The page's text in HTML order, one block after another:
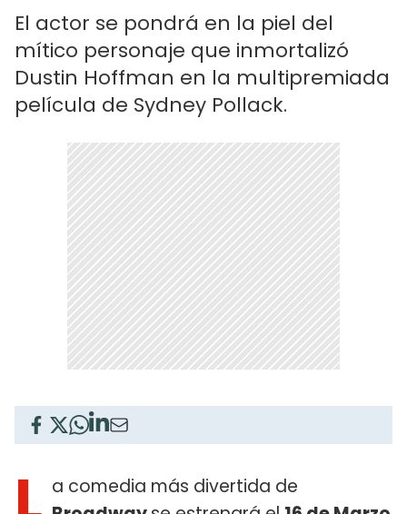
El actor se pondrá en la piel del
mítico personaje que inmortalizó
Dustin Hoffman en la multipremiada
película de Sydney Pollack.
a comedia más divertida de